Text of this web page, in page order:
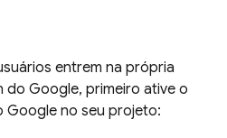
entrem na própria
Google, primeiro ative o
no seu projeto: